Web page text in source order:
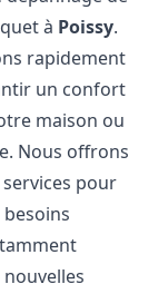
à Poissy.
rapidement
un confort
maison ou
Nous offrons
pour